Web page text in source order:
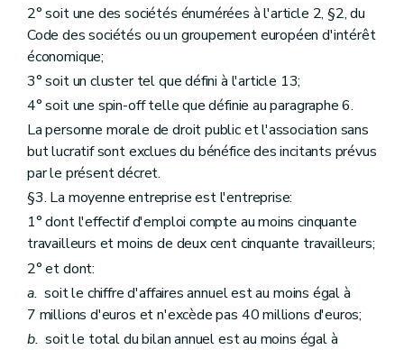
2° soit une des sociétés énumérées à l'article 2, §2, du
Code des sociétés ou un groupement européen d'intérêt
économique;
3° soit un cluster tel que défini à l'article 13;
4° soit une spin-off telle que définie au paragraphe 6.
La personne morale de droit public et l'association sans
but lucratif sont exclues du bénéfice des incitants prévus
par le présent décret.
§3. La moyenne entreprise est l'entreprise:
1° dont l'effectif d'emploi compte au moins cinquante
travailleurs et moins de deux cent cinquante travailleurs;
2° et dont:
a. soit le chiffre d'affaires annuel est au moins égal à
7 millions d'euros et n'excède pas 40 millions d'euros;
b. soit le total du bilan annuel est au moins égal à